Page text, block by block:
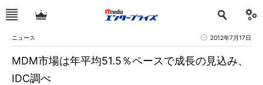
ニュース 2012年7月17日
MDM市場は年平均51.5％ペースで成長の見込み、
IDC調べ